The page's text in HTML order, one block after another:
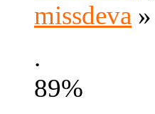
missdeva
.
89%